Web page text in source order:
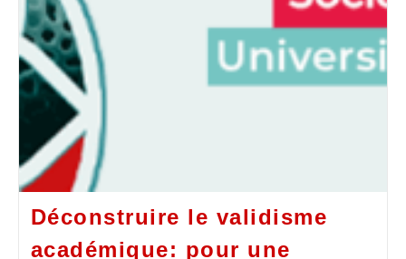
Déconstruire le validisme
académique: pour une